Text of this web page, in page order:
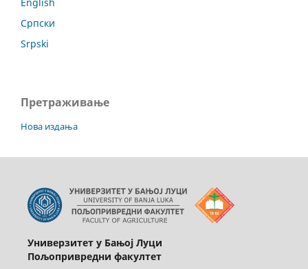
Српски
Srpski
Претраживање
Нова издања
Универзитет у Бањој Луци
Пољопривредни факултет